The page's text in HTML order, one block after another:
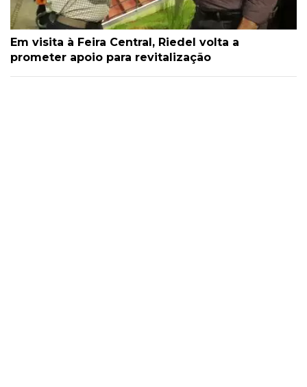
Em visita à Feira Central, Riedel volta a
prometer apoio para revitalização